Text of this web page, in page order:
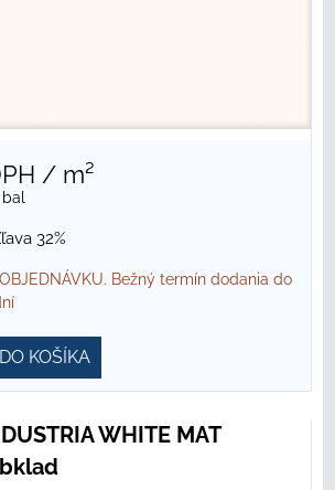
/ m²
32%
Bežný termín dodania do
KOŠÍKA
WHITE MAT